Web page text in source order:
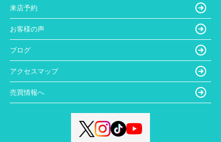
来店予約
お客様の声
ブログ
アクセスマップ
売買情報へ